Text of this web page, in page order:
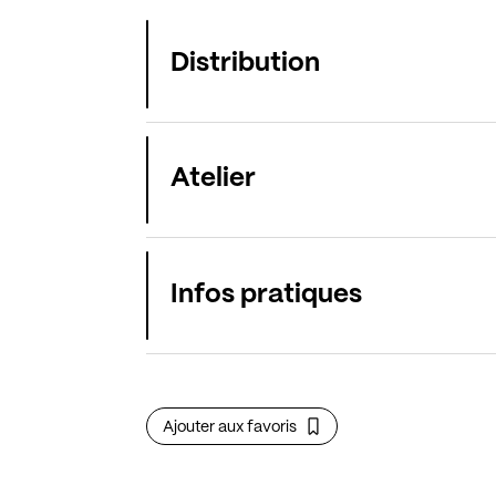
Distribution
Atelier
Infos pratiques
Ajouter aux favoris